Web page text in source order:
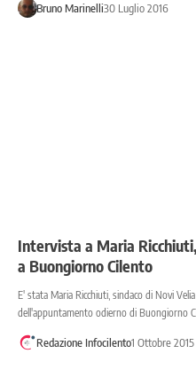
Bruno Marinelli30 Luglio 2016
Intervista a Maria
a Buongiorno Cilento
E' stata Maria Ricchiuti, sindaco di Novi
dell'appuntamento odierno di Buongiorno
Redazione Infocilento1 Ottobre 2015